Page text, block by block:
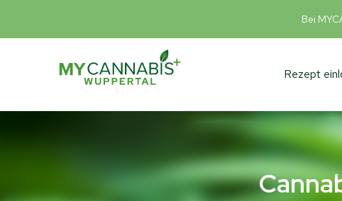
Bei
Rezept